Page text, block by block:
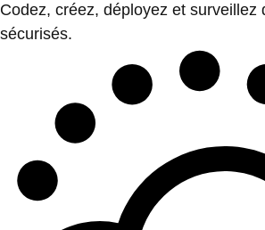
Codez, créez, déployez et surveillez
sécurisés.